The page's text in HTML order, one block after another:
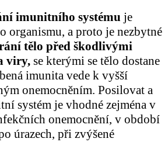
imunitního systému je
organismu, a proto je nezbytné
tělo před škodlivými
viry, se kterými se tělo dostane
imunita vede k vyšší
onemocněním. Posilovat a
systém je vhodné zejména v
onemocnění, v období
úrazech, při zvýšené